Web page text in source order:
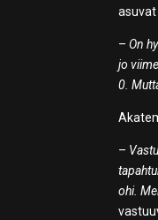
asuvat
– On
jo
0.
–
ohi.